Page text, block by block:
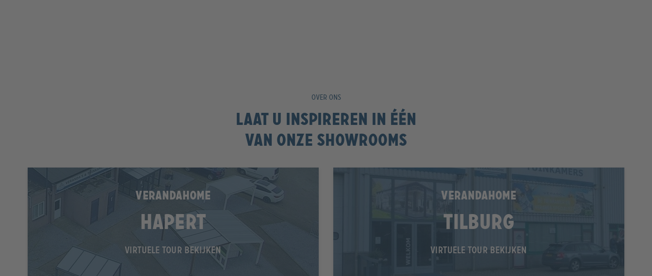
OVER ONS
Laat u inspireren in één
van onze showrooms
VERANDAHOME
Hapert
VIRTUELE TOUR BEKIJKEN
VERANDAHOME
Tilburg
VIRTUELE TOUR BEKIJKEN